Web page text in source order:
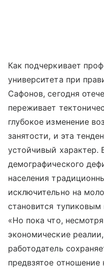
Как подчеркивает
университета при
Сафонов, сегодня
переживает
глубокое изменение
занятости, и эта
устойчивый характер.
демографического
населения
исключительно на
становится тупиковым
«Но пока что,
экономические
работодатель
предвзятое отношение